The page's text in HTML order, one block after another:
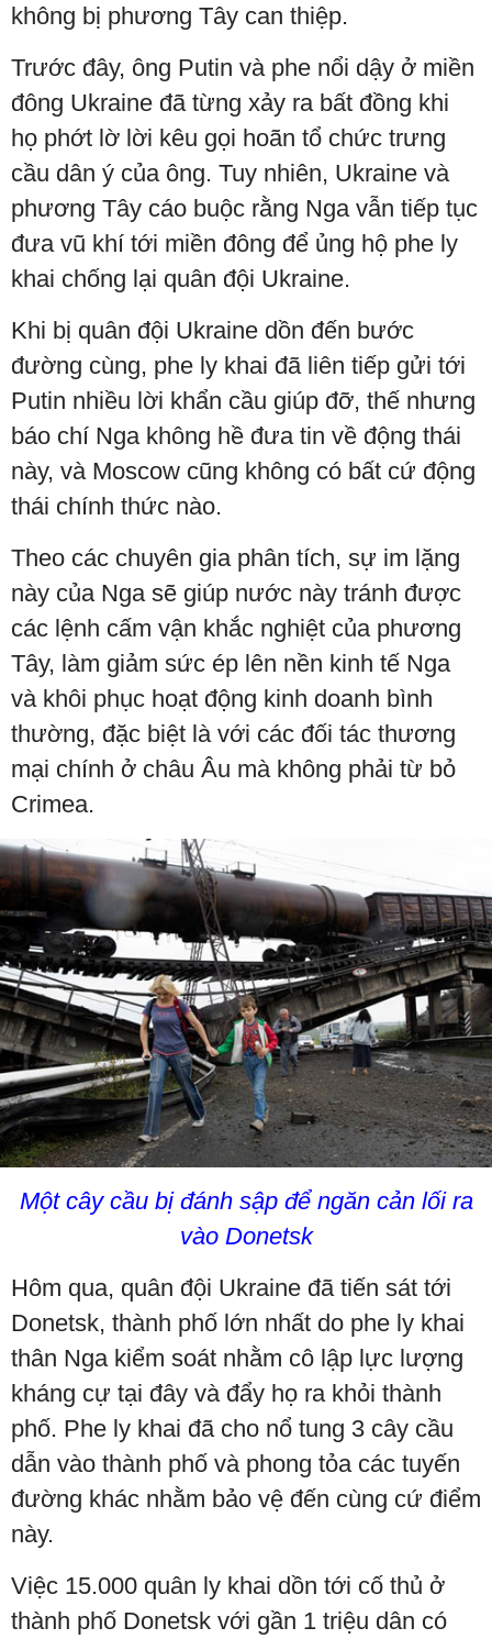
không bị phương Tây can thiệp.
Trước đây, ông Putin và phe nổi dậy ở miền
đông Ukraine đã từng xảy ra bất đồng khi
họ phớt lờ lời kêu gọi hoãn tổ chức trưng
cầu dân ý của ông. Tuy nhiên, Ukraine và
phương Tây cáo buộc rằng Nga vẫn tiếp tục
đưa vũ khí tới miền đông để ủng hộ phe ly
khai chống lại quân đội Ukraine.
Khi bị quân đội Ukraine dồn đến bước
đường cùng, phe ly khai đã liên tiếp gửi tới
Putin nhiều lời khẩn cầu giúp đỡ, thế nhưng
báo chí Nga không hề đưa tin về động thái
này, và Moscow cũng không có bất cứ động
thái chính thức nào.
Theo các chuyên gia phân tích, sự im lặng
này của Nga sẽ giúp nước này tránh được
các lệnh cấm vận khắc nghiệt của phương
Tây, làm giảm sức ép lên nền kinh tế Nga
và khôi phục hoạt động kinh doanh bình
thường, đặc biệt là với các đối tác thương
mại chính ở châu Âu mà không phải từ bỏ
Crimea.
Một cây cầu bị đánh sập để ngăn cản lối ra
vào Donetsk
Hôm qua, quân đội Ukraine đã tiến sát tới
Donetsk, thành phố lớn nhất do phe ly khai
thân Nga kiểm soát nhằm cô lập lực lượng
kháng cự tại đây và đẩy họ ra khỏi thành
phố. Phe ly khai đã cho nổ tung 3 cây cầu
dẫn vào thành phố và phong tỏa các tuyến
đường khác nhằm bảo vệ đến cùng cứ điểm
này.
Việc 15.000 quân ly khai dồn tới cố thủ ở
thành phố Donetsk với gần 1 triệu dân có